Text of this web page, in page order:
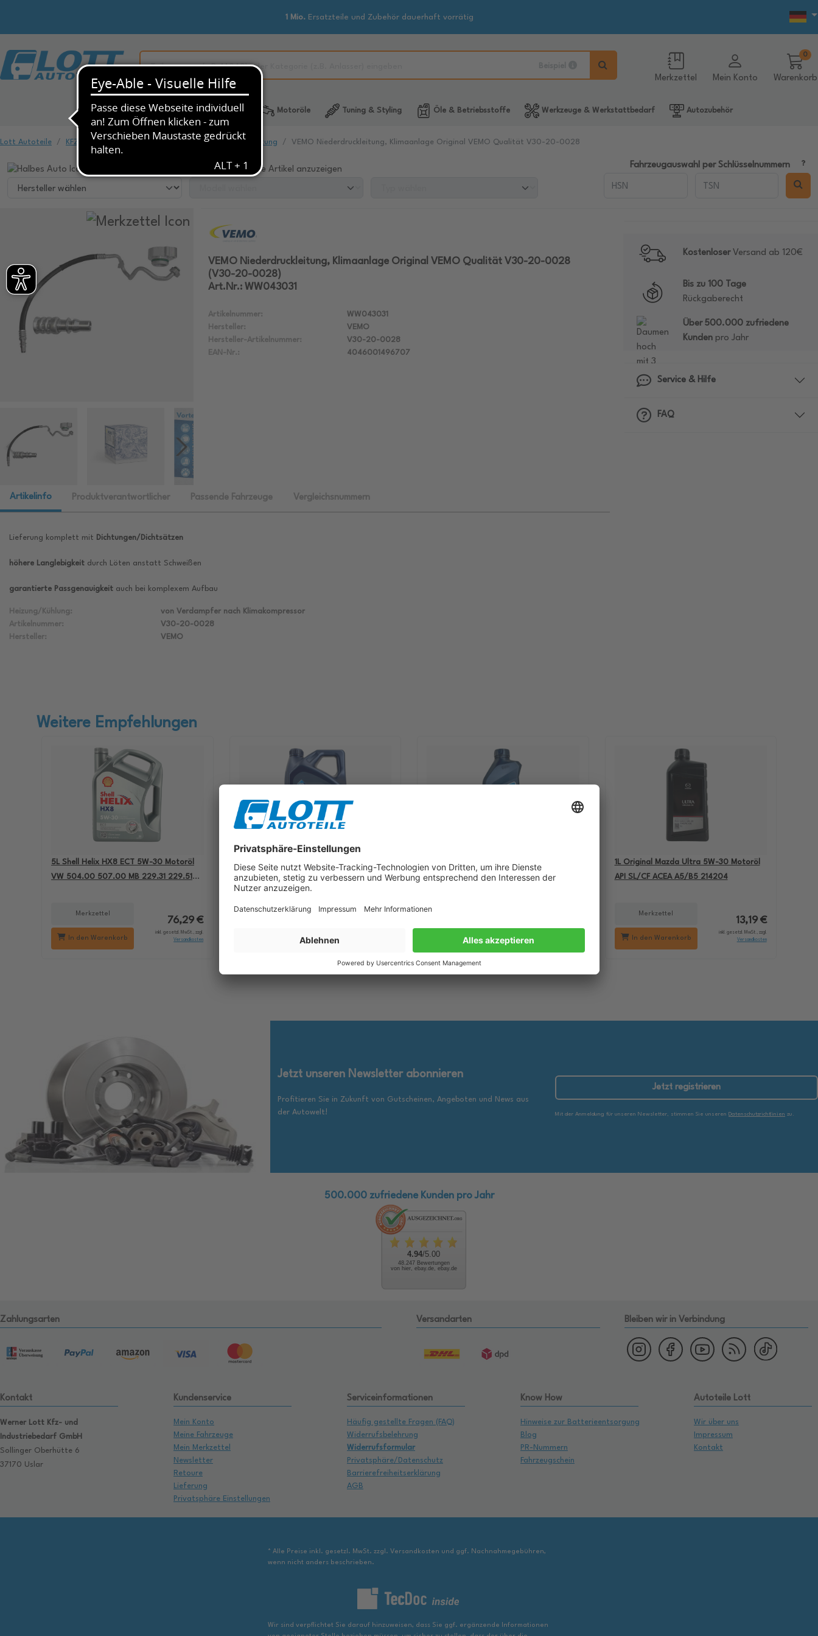
1 Mio.Ersatzteile und Zubehör dauerhaft vorrätig
Merkzettel Mein Konto Warenkorb
0
Alle Kategorien KFZ-Ersatzteile Motoröle Tuning & Styling Öle & Betriebsstoffe Werkzeuge & Werkstattbedarf Autozubehör
Lott Autoteile KFZ-Ersatzteile Klimaanlage & Heizung Druckleitung VEMO Niederdruckleitung, Klimaanlage Original VEMO Qualität V30-20-0028
Wählen Sie ihr Fahrzeug, um dazu passende Artikel anzuzeigen Fahrzeugauswahl per Schlüsselnummern
VEMO Niederdruckleitung, Klimaanlage Original VEMO Qualität V30-20-0028
(V30-20-0028)
Art.Nr.: WW043031
Artikelnummer:
WW043031
Hersteller:
VEMO
Hersteller-Artikelnummer:
V30-20-0028
EAN-Nr.:
4046001496707
Artikelinfo Produktverantwortlicher Passende Fahrzeuge Vergleichsnummern
Lieferung komplett mit Dichtungen/Dichtsätzen
höhere Langlebigkeit durch Löten anstatt Schweißen
garantierte Passgenauigkeit auch bei komplexem Aufbau
Heizung/Kühlung:
von Verdampfer nach Klimakompressor
Artikelnummer:
V30-20-0028
Hersteller:
VEMO
KostenloserVersand ab 120€
Bis zu 100 Tage
Rückgaberecht
Über 500.000 zufriedene
Kundenpro Jahr
Service & Hilfe
FAQ
Weitere Empfehlungen
5L Shell Helix HX8 ECT 5W-30 Motoröl
VW 504.00 507.00 MB 229.31 229.51
Merkzettel
In den Warenkorb
76,29 €
inkl. gesetzl. MwSt., zzgl.
Versandkosten
4L Aral BlueTronic II 10W-40 Motoröl
passend für Fiat 9.55535 D2 VW 505.00
501.01 MB 229.3
Merkzettel
In den Warenkorb
1L BMW M TwinPower Turbo 10W-60
Motoröl passend für BMW M3 BMW M5
In den Warenkorb
1L Original Mazda Ultra 5W-30 Motoröl
API SL/CF ACEA A5/B5 214204
Merkzettel
In den Warenkorb
13,19 €
inkl. gesetzl. MwSt., zzgl.
Versandkosten
Jetzt unseren Newsletter abonnieren
Profitieren Sie in Zukunft von Gutscheinen, Angeboten und News aus
der Autowelt!
Jetzt registrieren
Mit der Anmeldung für unseren Newsletter, stimmen Sie unseren Datenschutzrichtlinien zu.
500.000 zufriedene Kunden pro Jahr
4.94/5.00
48.247 Bewertungen
von hier, ebay.de, ebay.de
Zahlungsarten Versandarten Bleiben wir in Verbindung
Kontakt
Werner Lott Kfz- und
Industriebedarf GmbH
Sollinger Oberhütte 6
37170 Uslar
Kundenservice
Mein Konto
Meine Fahrzeuge
Mein Merkzettel
Newsletter
Retoure
Lieferung
Privatsphäre Einstellungen
Serviceinformationen
Häufig gestellte Fragen (FAQ)
Widerrufsbelehrung
Widerrufsformular
Privatsphäre/Datenschutz
Barrierefreiheitserklärung
AGB
Know How
Hinweise zur Batterieentsorgung
Blog
PR-Nummern
Fahrzeugschein
Autoteile Lott
Wir über uns
Impressum
Kontakt
* Alle Preise inkl. gesetzl. MwSt. zzgl. Versandkosten und ggf. Nachnahmegebühren,
wenn nicht anders beschrieben.
Wir sind verpflichtet Sie darauf hinzuweisen, dass Sie ggf. ergänzende Informationen